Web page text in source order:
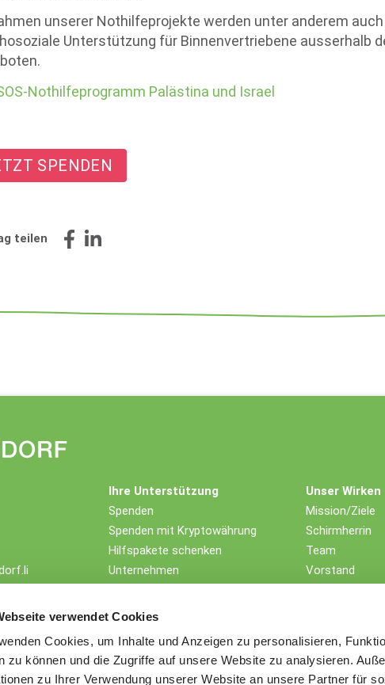
verwendet Cookies
Cookies, um Inhalte und Anzeigen zu personalisieren,
zu können und die Zugriffe auf unsere Website zu analysieren.
zu Ihrer Verwendung unserer Website an unsere Partner für
unserer Nothilfeprojekte werden unter anderem
Unterstützung für Binnenvertriebene ausserhalb
Nothilfeprogramm Palästina und Israel
SPENDEN
teilen
1236 1000 4
1236 1000 5
Ihre Unterstützung
Spenden
Spenden mit Kryptowährung
Hilfspakete schenken
Unternehmen
Testament/Erbschaft
Unser Wirken
Mission/Ziele
Schirmherrin
Team
Vorstand
Nachhaltigkeit